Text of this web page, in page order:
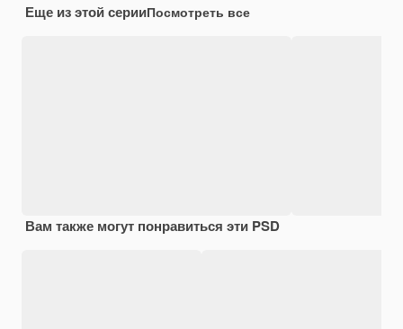
Еще из этой серииПосмотреть все
Вам также могут понравиться эти PSD